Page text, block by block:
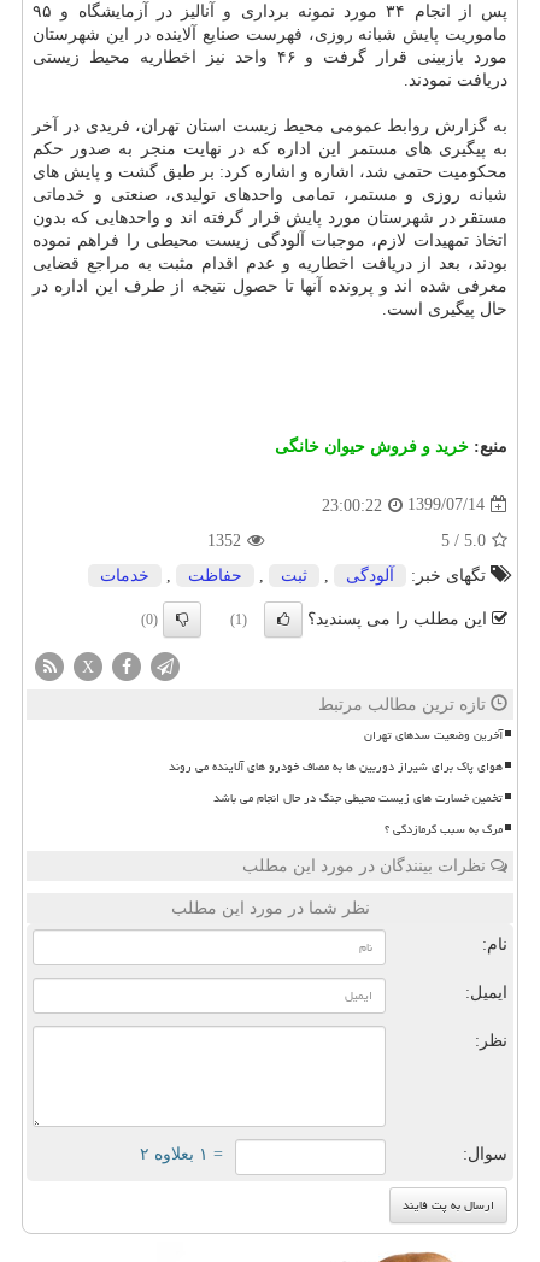
پس از انجام ۳۴ مورد نمونه برداری و آنالیز در آزمایشگاه و ۹۵
ماموریت پایش شبانه روزی، فهرست صنایع آلاینده در این شهرستان
مورد بازبینی قرار گرفت و ۴۶ واحد نیز اخطاریه محیط زیستی
دریافت نمودند.
به گزارش روابط عمومی محیط زیست استان تهران، فریدی در آخر
به پیگیری های مستمر این اداره که در نهایت منجر به صدور حکم
محکومیت حتمی شد، اشاره و اشاره کرد: بر طبق گشت و پایش های
شبانه روزی و مستمر، تمامی واحدهای تولیدی، صنعتی و خدماتی
مستقر در شهرستان مورد پایش قرار گرفته اند و واحدهایی که بدون
اتخاذ تمهیدات لازم، موجبات آلودگی زیست محیطی را فراهم نموده
بودند، بعد از دریافت اخطاریه و عدم اقدام مثبت به مراجع قضایی
معرفی شده اند و پرونده آنها تا حصول نتیجه از طرف این اداره در
حال پیگیری است.
منبع: خرید و فروش حیوان خانگی
1399/07/14
23:00:22
5.0
/
5
1352
تگهای خبر:
آلودگی ثبت حفاظت خدمات
این مطلب را می پسندید؟ (1)
(0)
X
تازه ترین مطالب مرتبط
آخرین وضعیت سدهای تهران
هوای پاک برای شیراز دوربین ها به مصاف خودرو های آلاینده می روند
تخمین خسارت های زیست محیطی جنگ در حال انجام می باشد
مرگ به سبب گرمازدگی ؟
نظرات بینندگان در مورد این مطلب
نظر شما در مورد این مطلب
نام:
ایمیل:
نظر:
سوال: = ۱ بعلاوه ۲